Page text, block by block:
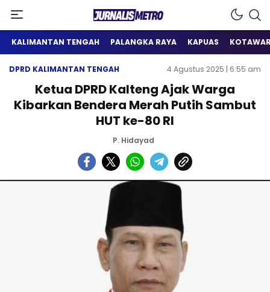
Jurnalis Metro
Satu Wadah Informasi
KALIMANTAN TENGAH PALANGKA RAYA KAPUAS
DPRD KALIMANTAN TENGAH 4 Agustus 2025 | 6:55 am
Ketua DPRD Kalteng Ajak Warga
Kibarkan Bendera Merah Putih Sambut
HUT ke-80 RI
P. Hidayad